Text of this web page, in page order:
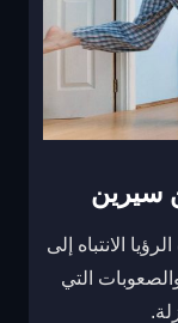
سيرين
الانتباه إلى
التي